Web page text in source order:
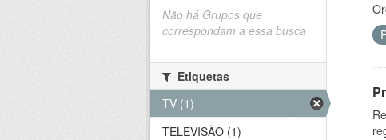
Não há Grupos que
correspondam a essa busca
Etiquetas
TV (1)
TELEVISÃO (1)